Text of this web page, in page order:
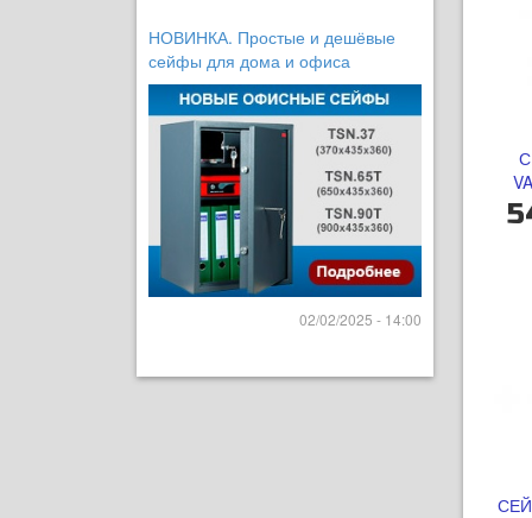
НОВИНКА. Простые и дешёвые
сейфы для дома и офиса
02/02/2025 - 14:00